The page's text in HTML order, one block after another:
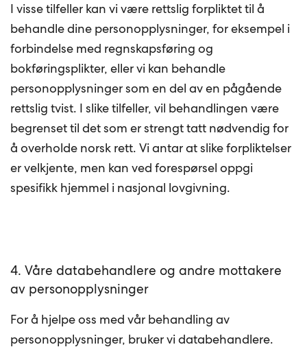
I visse tilfeller kan vi være rettslig forpliktet til å
behandle dine personopplysninger, for eksempel i
forbindelse med regnskapsføring og
bokføringsplikter, eller vi kan behandle
personopplysninger som en del av en pågående
rettslig tvist. I slike tilfeller, vil behandlingen være
begrenset til det som er strengt tatt nødvendig for
å overholde norsk rett. Vi antar at slike forpliktelser
er velkjente, men kan ved forespørsel oppgi
spesifikk hjemmel i nasjonal lovgivning.
4. Våre databehandlere og andre mottakere
av personopplysninger
For å hjelpe oss med vår behandling av
personopplysninger, bruker vi databehandlere.